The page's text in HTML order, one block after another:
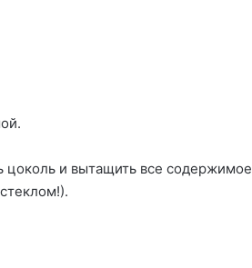
цоколь и вытащить все содержимое